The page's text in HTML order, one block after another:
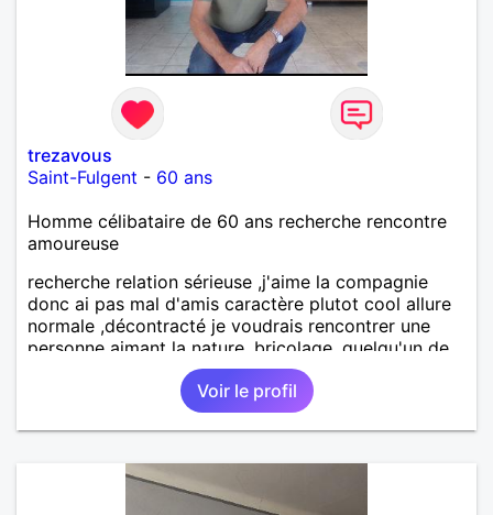
trezavous
Saint-Fulgent - 60 ans
Homme célibataire de 60 ans recherche rencontre
amoureuse
recherche relation sérieuse ,j'aime la compagnie
donc ai pas mal d'amis caractère plutot cool allure
normale ,décontracté je voudrais rencontrer une
personne aimant la nature ,bricolage ,quelqu'un de
simple et naturel à vos claviers mesdames
Voir le profil